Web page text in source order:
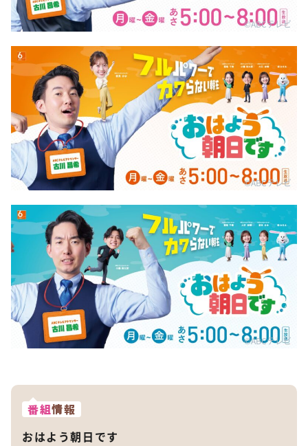
©ABCテレビ
©ABCテレビ
©ABCテレビ
番組情報
おはよう朝日です